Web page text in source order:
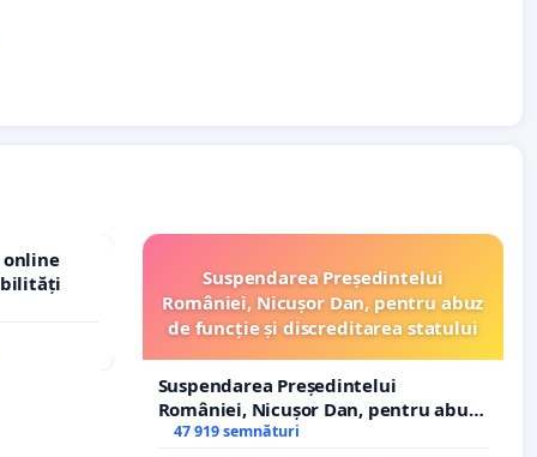
Suspendarea Președintelui
României, Nicușor Dan, pentru abuz
de funcție și discreditarea statului
Suspendarea Președintelui
României, Nicușor Dan, pentru abuz
de funcție și discreditarea statului
47 919 semnături